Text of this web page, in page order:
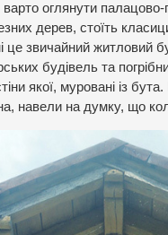
оглянути
дерев, стоїть
це звичайний житловий
будівель та
якої, муровані із
навели на думку, що